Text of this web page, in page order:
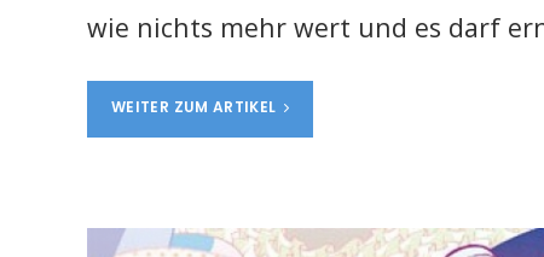
wie nichts mehr wert und es darf
WEITER ZUM ARTIKEL